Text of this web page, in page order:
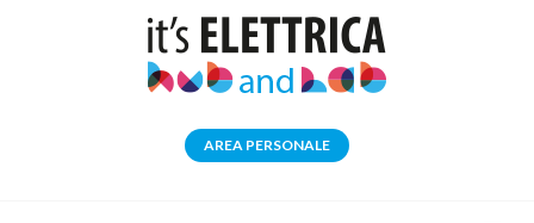
AREA PERSONALE